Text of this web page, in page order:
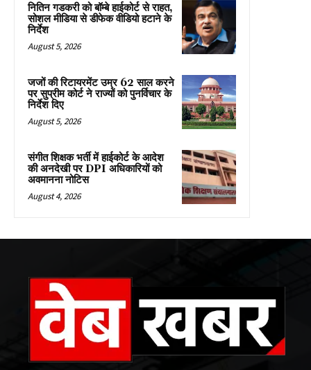
नितिन गडकरी को बॉम्बे हाईकोर्ट से राहत,
सोशल मीडिया से डीफेक वीडियो हटाने के
निर्देश
August 5, 2026
जजों की रिटायरमेंट उम्र 62 साल करने
पर सुप्रीम कोर्ट ने राज्यों को पुनर्विचार के
निर्देश दिए
August 5, 2026
संगीत शिक्षक भर्ती में हाईकोर्ट के आदेश
की अनदेखी पर DPI अधिकारियों को
अवमानना नोटिस
August 4, 2026